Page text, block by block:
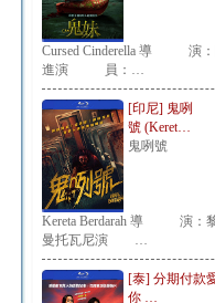
Cursed Cinderella 導 演：
進演 員：…
[印尼] 鬼咧
號 (Keret…
鬼咧號
Kereta Berdarah 導 演：
曼托瓦尼演 …
[泰] 分期付款
你 …